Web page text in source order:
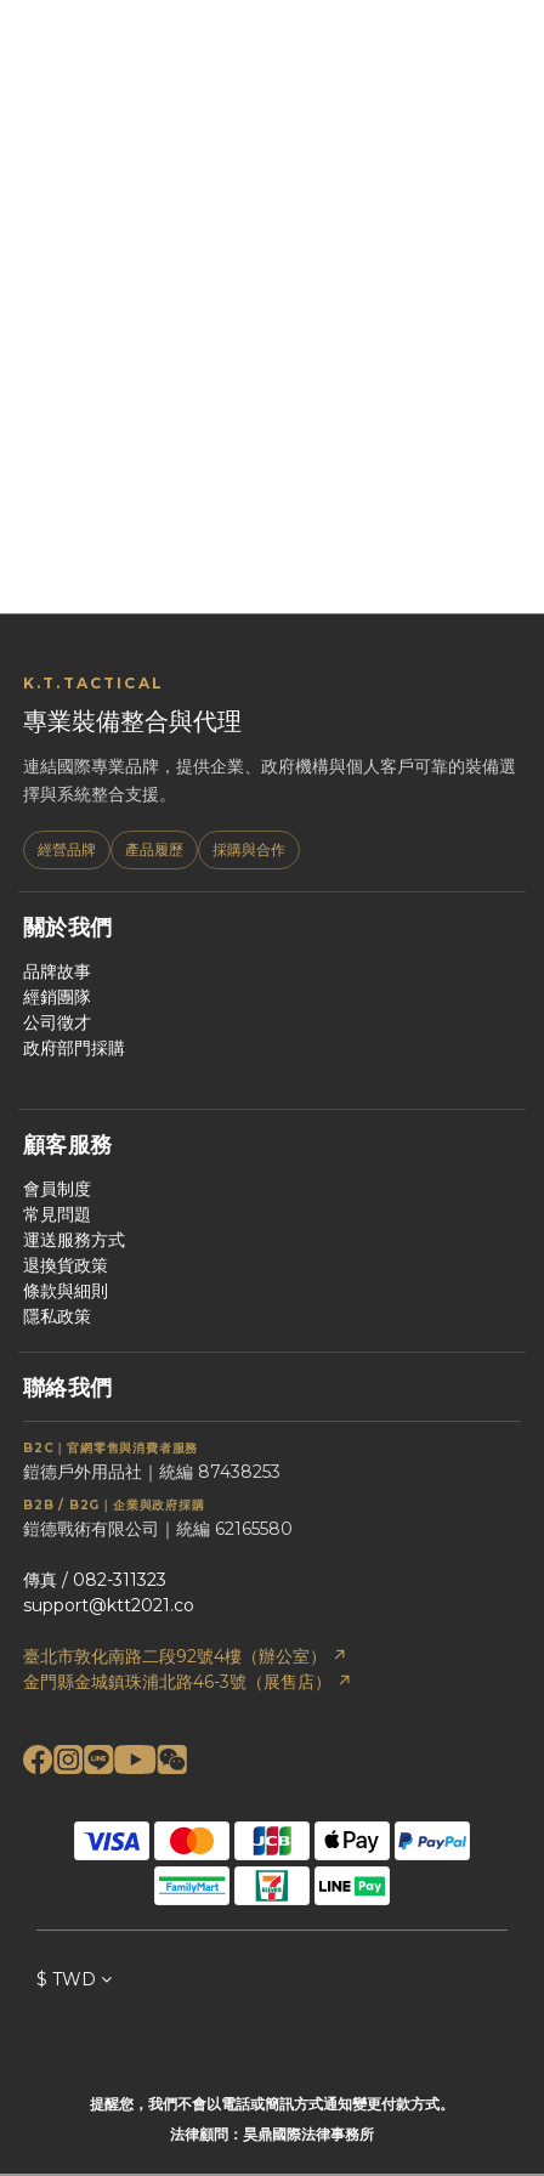
K.T.TACTICAL
專業裝備整合與代理
連結國際專業品牌，提供企業、政府機構與個人客戶可靠的裝備選
擇與系統整合支援。
經營品牌 產品履歷 採購與合作
關於我們
品牌故事
經銷團隊
公司徵才
政府部門採購
顧客服務
會員制度
常見問題
運送服務方式
退換貨政策
條款與細則
隱私政策
聯絡我們
B2C｜官網零售與消費者服務
鎧德戶外用品社｜統編 87438253
B2B / B2G｜企業與政府採購
鎧德戰術有限公司｜統編 62165580
傳真 / 082-311323
support@ktt2021.co
臺北市敦化南路二段92號4樓（辦公室） ↗
金門縣金城鎮珠浦北路46-3號（展售店） ↗
$ TWD
提醒您，我們不會以電話或簡訊方式通知變更付款方式。
法律顧問：昊鼎國際法律事務所